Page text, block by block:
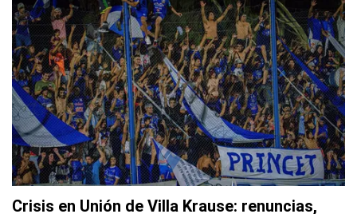
Crisis en Unión de Villa Krause: renuncias,